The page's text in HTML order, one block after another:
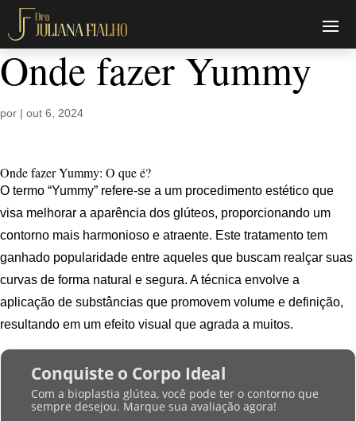
Onde fazer Yummy
por | out 6, 2024
Onde fazer Yummy: O que é?
O termo “Yummy” refere-se a um procedimento estético que
visa melhorar a aparência dos glúteos, proporcionando um
contorno mais harmonioso e atraente. Este tratamento tem
ganhado popularidade entre aqueles que buscam realçar suas
curvas de forma natural e segura. A técnica envolve a
aplicação de substâncias que promovem volume e definição,
resultando em um efeito visual que agrada a muitos.
Conquiste o Corpo Ideal
Com a bioplastia glútea, você pode ter o contorno que
sempre desejou. Marque sua avaliação agora!